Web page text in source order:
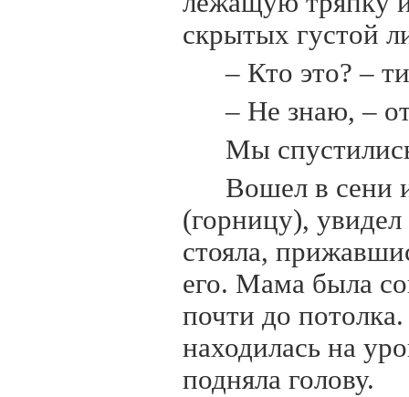
скрытых густой
– Кто это? –
– Не знаю, –
Мы
Вошел в сени
(горницу),
стояла,
его. Мама была
почти до
находилась на
подняла голову.